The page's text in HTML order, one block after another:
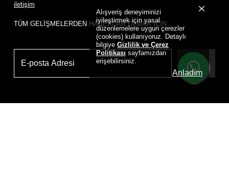
Alışveriş deneyiminizi
iyileştirmek için yasal
düzenlemelere uygun çerezler
(cookies) kullanıyoruz. Detaylı
bilgiye Gizlilik ve Çerez
Politikası sayfamızdan
erişebilirsiniz.
Anladım
iletişim
TÜM GELİŞMELERDEN HABERDAR OLMAK İÇİN
Üye Ol